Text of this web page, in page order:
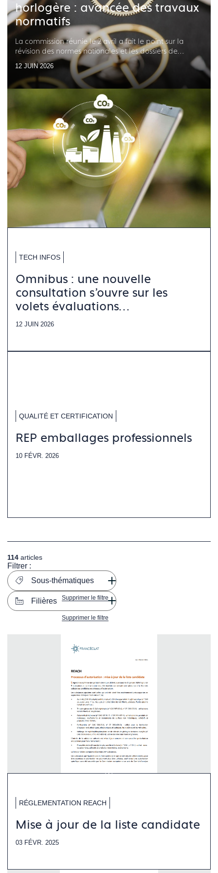
horlogère : avancée des travaux
normatifs
La commission réunie le 2 avril a fait le point sur la
révision des normes nationales et les dossiers de
normalisation internationale en cours
12 JUIN 2026
TECH INFOS
Omnibus : une nouvelle
consultation s’ouvre sur les
volets évaluations
environnementales
12 JUIN 2026
QUALITÉ ET CERTIFICATION
REP emballages professionnels
10 FÉVR. 2026
114 articles
Filtrer :
Sous-thématiques
Supprimer le filtre
Filières
Supprimer le filtre
RÉGLEMENTATION REACH
Mise à jour de la liste candidate
03 FÉVR. 2025